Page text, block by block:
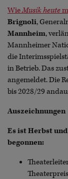
WieMusik heute
Brignoli,
Mannheim,
Mannheimer
die
in Betrieb. Das
angemeldet. Die
bis 2028/29
Auszeichnungen
Es ist Herbst
begonnen:
Theaterpreis